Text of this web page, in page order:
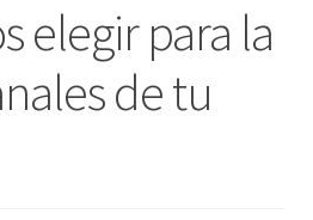
elegir para la
de tu